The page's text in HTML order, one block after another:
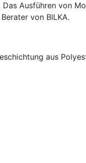
Ausführen von
von BILKA.
aus